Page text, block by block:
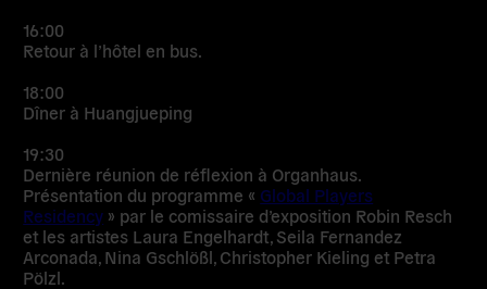
16:00
Retour à l’hôtel en bus.
18:00
Dîner à Huangjueping
19:30
Dernière réunion de réflexion à Organhaus.
Présentation du programme « Global Players
Residency » par le comissaire d’exposition Robin Resch
et les artistes Laura Engelhardt, Seila Fernandez
Arconada, Nina Gschlößl, Christopher Kieling et Petra
Pölzl.